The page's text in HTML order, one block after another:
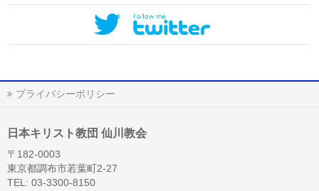
プライバシーポリシー
日本キリスト教団 仙川教会
〒182-0003
東京都調布市若葉町2-27
TEL: 03-3300-8150